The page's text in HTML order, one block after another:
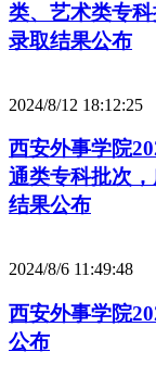
类、艺术类专
录取结果公布
2024/8/12 18:12:25
西安外事学院
通类专科批次
结果公布
2024/8/6 11:49:48
西安外事学院
公布